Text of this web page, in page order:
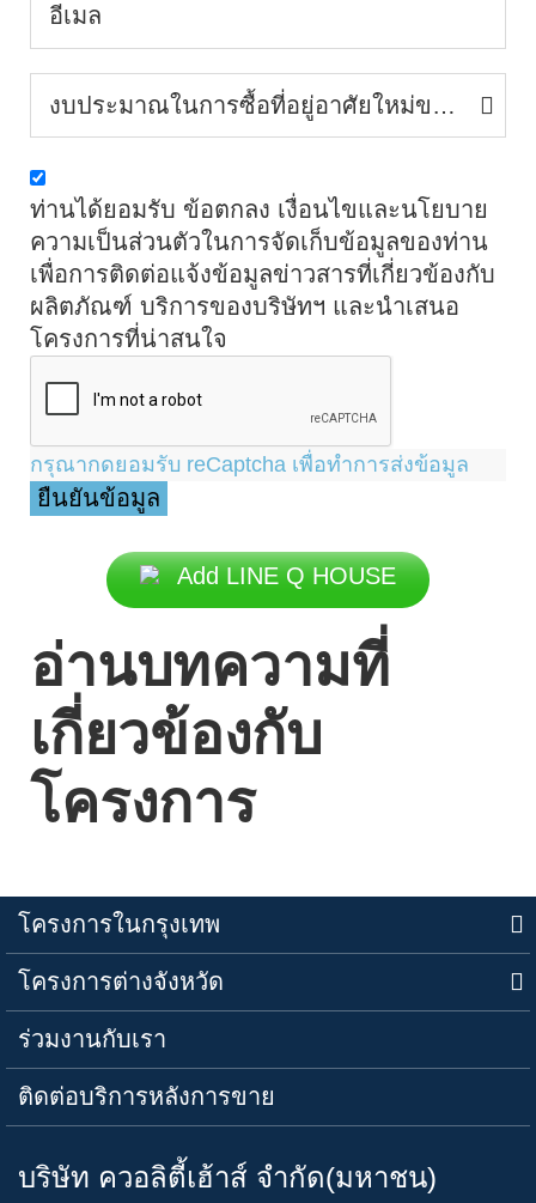
งบประมาณในการซื้อที่อยู่อาศัยใหม่ของท่าน
ท่านได้ยอมรับ ข้อตกลง เงื่อนไขและนโยบาย
ความเป็นส่วนตัวในการจัดเก็บข้อมูลของท่าน
เพื่อการติดต่อแจ้งข้อมูลข่าวสารที่เกี่ยวข้องกับ
ผลิตภัณฑ์ บริการของบริษัทฯ และนำเสนอ
โครงการที่น่าสนใจ
กรุณากดยอมรับ reCaptcha เพื่อทำการส่งข้อมูล
Add LINE Q HOUSE
อ่านบทความที่
เกี่ยวข้องกับ
โครงการ
โครงการในกรุงเทพ
โครงการต่างจังหวัด
ร่วมงานกับเรา
ติดต่อบริการหลังการขาย
บริษัท ควอลิตี้เฮ้าส์ จำกัด(มหาชน)